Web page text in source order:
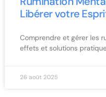
Libérer votre
Comprendre et gérer les
effets et solutions
26 août 2025